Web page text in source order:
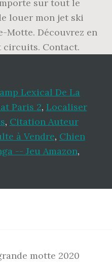
sur tout le
louer mon jet ski
Motte. Découvrez en
circuits. Contact.
Lexical De La
Paris 2, Localiser
, Citation Auteur
à Vendre, Chien
-- Jeu Amazon,
motte 2020